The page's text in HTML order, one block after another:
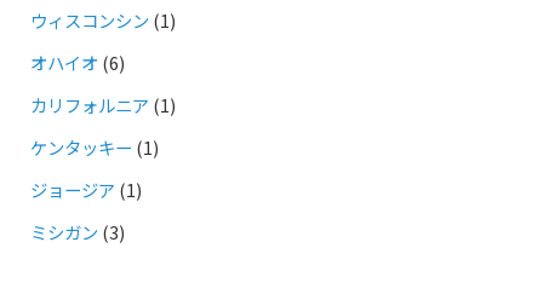
ウィスコンシン (1)
オハイオ (6)
カリフォルニア (1)
ケンタッキー (1)
ジョージア (1)
ミシガン (3)